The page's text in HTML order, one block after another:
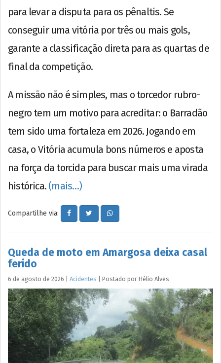
para levar a disputa para os pênaltis. Se
conseguir uma vitória por três ou mais gols,
garante a classificação direta para as quartas de
final da competição.
A missão não é simples, mas o torcedor rubro-
negro tem um motivo para acreditar: o Barradão
tem sido uma fortaleza em 2026. Jogando em
casa, o Vitória acumula bons números e aposta
na força da torcida para buscar mais uma virada
histórica. (mais…)
Compartilhe via:
Queda de moto em Amargosa deixa casal
ferido
6 de agosto de 2026 Acidentes Postado por Hélio Alves